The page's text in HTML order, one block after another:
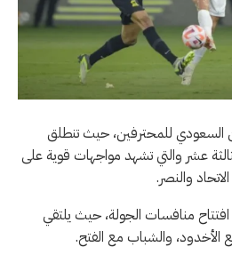
السعودي للمحترفين، حيث تنطلق
عشر والتي تشهد مواجهات قوية على
والنصر.
مباريات في افتتاح منافسات الجولة، حيث يلتقي
والشباب مع الفتح.